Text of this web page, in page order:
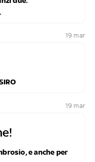
19 mar
19 mar
e anche per